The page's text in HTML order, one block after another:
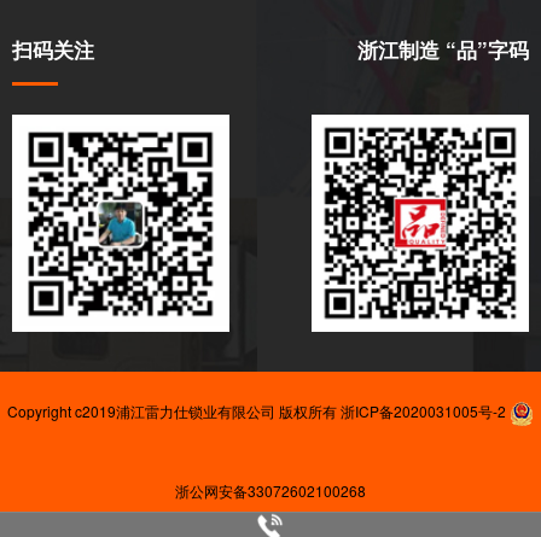
扫码关注 浙江制造 “品”字码
Copyright c2019浦江雷力仕锁业有限公司 版权所有浙ICP备2020031005号-2
浙公网安备33072602100268